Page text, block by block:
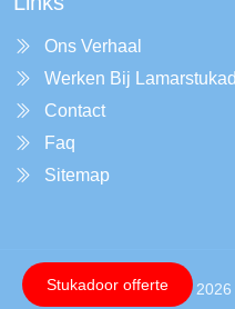
Ons Verhaal
Werken Bij
Contact
Faq
Sitemap
Copyright © 2026
Stukadoor offerte